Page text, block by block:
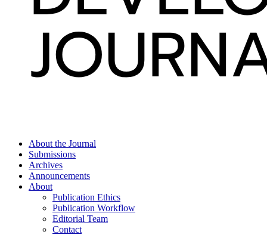
About the Journal
Submissions
Archives
Announcements
About
Publication Ethics
Publication Workflow
Editorial Team
Contact